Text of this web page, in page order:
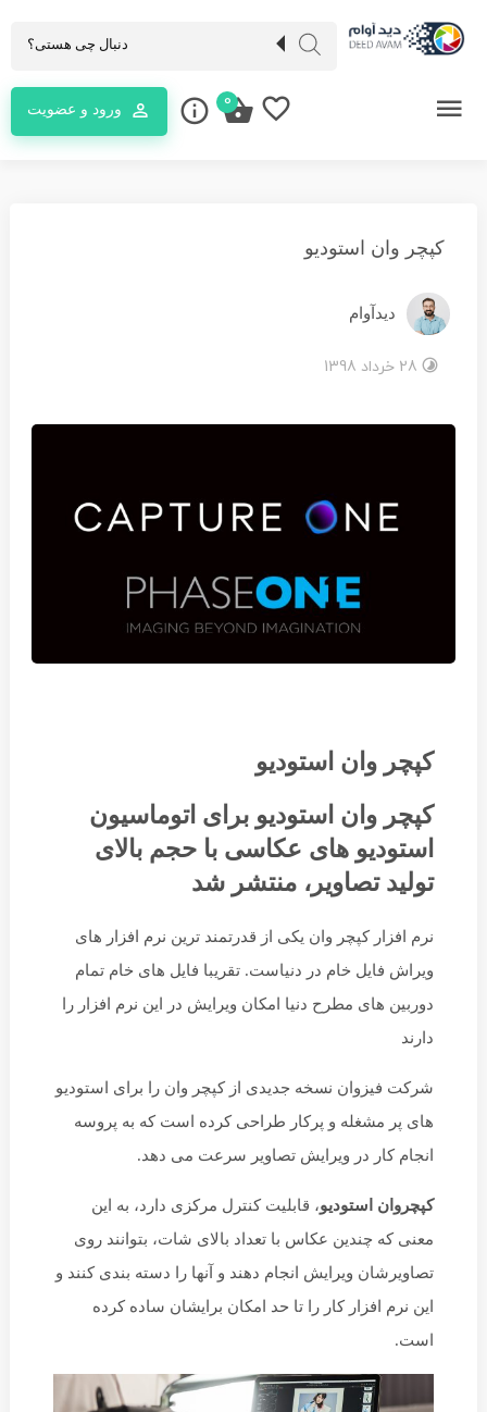
ورود و عضویت 0
کپچر وان استودیو
دیدآوام
28 خرداد 1398
کپچر وان استودیو
کپچر وان استودیو برای اتوماسیون
استودیو های عکاسی با حجم بالای
تولید تصاویر، منتشر شد
نرم افزار کپچر وان یکی از قدرتمند ترین نرم افزار های
ویراش فایل خام در دنیاست. تقریبا فایل های خام تمام
دوربین های مطرح دنیا امکان ویرایش در این نرم افزار را
دارند
شرکت فیزوان نسخه جدیدی از کپچر وان را برای استودیو
های پر مشغله و پرکار طراحی کرده است که به پروسه
انجام کار در ویرایش تصاویر سرعت می دهد.
کپچروان استودیو، قابلیت کنترل مرکزی دارد، به این
معنی که چندین عکاس با تعداد بالای شات، بتوانند روی
تصاویرشان ویرایش انجام دهند و آنها را دسته بندی کنند و
این نرم افزار کار را تا حد امکان برایشان ساده کرده
است.